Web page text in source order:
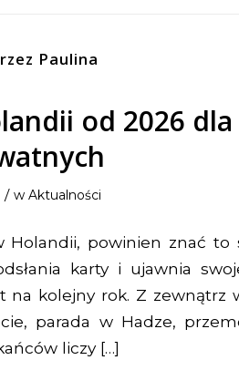
Paulina
od 2026
/ w Aktualności
powinien znać to
karty i ujawnia
kolejny rok. Z zewnątrz
parada w Hadze,
liczy […]